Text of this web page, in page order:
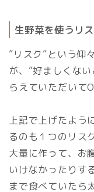
生野菜を使うリ
”リスク”という仰
が、”好ましくな
らえていただいて
上記で上げたよう
るのも１つのリス
大量に作って、お
いけなかったりす
まで食べていたら